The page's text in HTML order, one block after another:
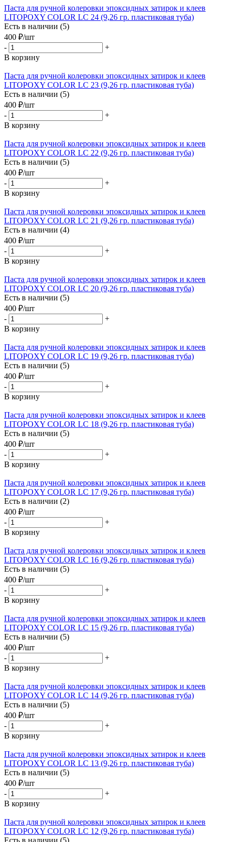
Паста для ручной колеровки эпоксидных затирок и клеев
LITOPOXY COLOR LC 24 (9,26 гр. пластиковая туба)
Есть в наличии (5)
400 ₽/шт
-
+
В корзину
Паста для ручной колеровки эпоксидных затирок и клеев
LITOPOXY COLOR LC 23 (9,26 гр. пластиковая туба)
Есть в наличии (5)
400 ₽/шт
-
+
В корзину
Паста для ручной колеровки эпоксидных затирок и клеев
LITOPOXY COLOR LC 22 (9,26 гр. пластиковая туба)
Есть в наличии (5)
400 ₽/шт
-
+
В корзину
Паста для ручной колеровки эпоксидных затирок и клеев
LITOPOXY COLOR LC 21 (9,26 гр. пластиковая туба)
Есть в наличии (4)
400 ₽/шт
-
+
В корзину
Паста для ручной колеровки эпоксидных затирок и клеев
LITOPOXY COLOR LC 20 (9,26 гр. пластиковая туба)
Есть в наличии (5)
400 ₽/шт
-
+
В корзину
Паста для ручной колеровки эпоксидных затирок и клеев
LITOPOXY COLOR LC 19 (9,26 гр. пластиковая туба)
Есть в наличии (5)
400 ₽/шт
-
+
В корзину
Паста для ручной колеровки эпоксидных затирок и клеев
LITOPOXY COLOR LC 18 (9,26 гр. пластиковая туба)
Есть в наличии (5)
400 ₽/шт
-
+
В корзину
Паста для ручной колеровки эпоксидных затирок и клеев
LITOPOXY COLOR LC 17 (9,26 гр. пластиковая туба)
Есть в наличии (2)
400 ₽/шт
-
+
В корзину
Паста для ручной колеровки эпоксидных затирок и клеев
LITOPOXY COLOR LC 16 (9,26 гр. пластиковая туба)
Есть в наличии (5)
400 ₽/шт
-
+
В корзину
Паста для ручной колеровки эпоксидных затирок и клеев
LITOPOXY COLOR LC 15 (9,26 гр. пластиковая туба)
Есть в наличии (5)
400 ₽/шт
-
+
В корзину
Паста для ручной колеровки эпоксидных затирок и клеев
LITOPOXY COLOR LC 14 (9,26 гр. пластиковая туба)
Есть в наличии (5)
400 ₽/шт
-
+
В корзину
Паста для ручной колеровки эпоксидных затирок и клеев
LITOPOXY COLOR LC 13 (9,26 гр. пластиковая туба)
Есть в наличии (5)
400 ₽/шт
-
+
В корзину
Паста для ручной колеровки эпоксидных затирок и клеев
LITOPOXY COLOR LC 12 (9,26 гр. пластиковая туба)
Есть в наличии (5)